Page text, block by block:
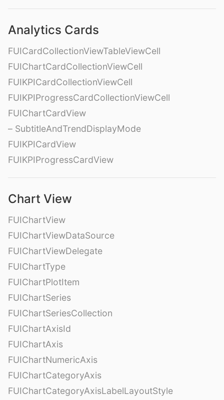
Analytics Cards
FUICardCollectionViewTableViewCell
FUIChartCardCollectionViewCell
FUIKPICardCollectionViewCell
FUIKPIProgressCardCollectionViewCell
FUIChartCardView
– SubtitleAndTrendDisplayMode
FUIKPICardView
FUIKPIProgressCardView
Chart View
FUIChartView
FUIChartViewDataSource
FUIChartViewDelegate
FUIChartType
FUIChartPlotItem
FUIChartSeries
FUIChartSeriesCollection
FUIChartAxisId
FUIChartAxis
FUIChartNumericAxis
FUIChartCategoryAxis
FUIChartCategoryAxisLabelLayoutStyle